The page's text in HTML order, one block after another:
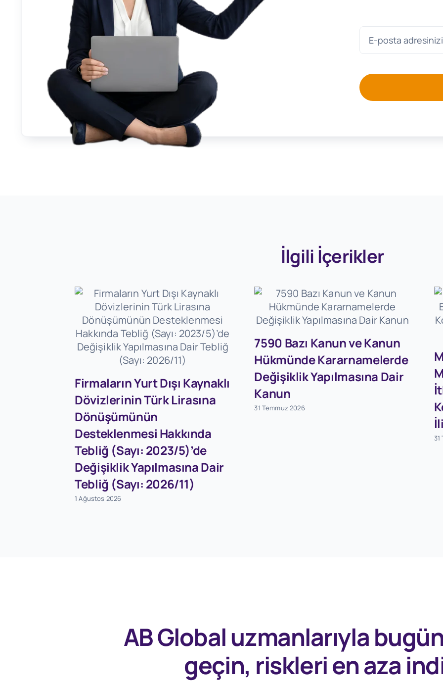
İlgili İçerikler
Firmaların Yurt Dışı Kaynaklı
Dövizlerinin Türk Lirasına
Dönüşümünün
Desteklenmesi Hakkında
Tebliğ (Sayı: 2023/5)’de
Değişiklik Yapılmasına Dair
Tebliğ (Sayı: 2026/11)
1 Ağustos 2026
7590 Bazı Kanun ve Kanun
Hükmünde Kararnamelerde
Değişiklik Yapılmasına Dair
Kanun
31 Temmuz 2026
31
AB Global uzmanlarıyla
geçin, riskleri en aza